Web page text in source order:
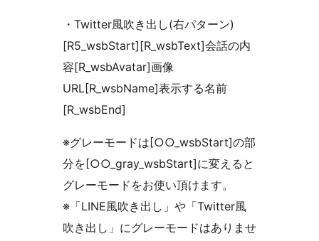
・Twitter風吹き出し(右パターン)
[R5_wsbStart][R_wsbText]会話の内
容[R_wsbAvatar]画像
URL[R_wsbName]表示する名前
[R_wsbEnd]
※グレーモードは[○○_wsbStart]の部
分を[○○_gray_wsbStart]に変えると
グレーモードをお使い頂けます。
※「LINE風吹き出し」や「Twitter風
吹き出し」にグレーモードはありませ